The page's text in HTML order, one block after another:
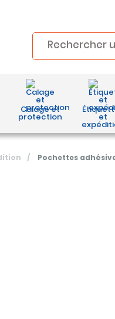
Calage et
protection et
/ Pochettes